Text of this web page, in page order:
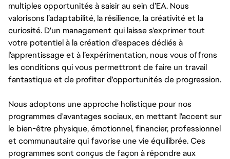
multiples opportunités à saisir au sein d’EA. Nous
valorisons l’adaptabilité, la résilience, la créativité et la
curiosité. D'un management qui laisse s'exprimer tout
votre potentiel à la création d’espaces dédiés à
l’apprentissage et à l’expérimentation, nous vous offrons
les conditions qui vous permettront de faire un travail
fantastique et de profiter d'opportunités de progression.
Nous adoptons une approche holistique pour nos
programmes d'avantages sociaux, en mettant l'accent sur
le bien-être physique, émotionnel, financier, professionnel
et communautaire qui favorise une vie équilibrée. Ces
programmes sont conçus de façon à répondre aux